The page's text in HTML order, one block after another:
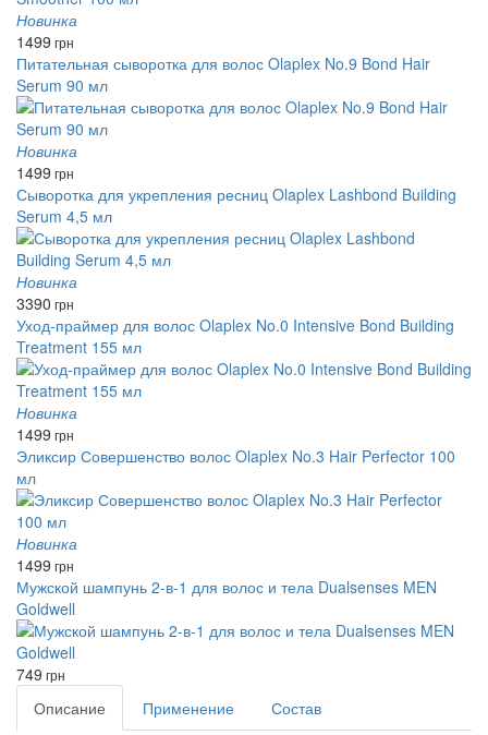
Новинка
1499 грн
Питательная сыворотка для волос Olaplex No.9 Bond Hair
Serum 90 мл
Новинка
1499 грн
Сыворотка для укрепления ресниц Olaplex Lashbond Building
Serum 4,5 мл
Новинка
3390 грн
Уход-праймер для волос Olaplex No.0 Intensive Bond Building
Treatment 155 мл
Новинка
1499 грн
Эликсир Совершенство волос Olaplex No.3 Hair Perfector 100
мл
Новинка
1499 грн
Мужской шампунь 2-в-1 для волос и тела Dualsenses MEN
Goldwell
749 грн
Описание Применение
Состав